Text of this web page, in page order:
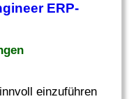
ERP-
einzuführen